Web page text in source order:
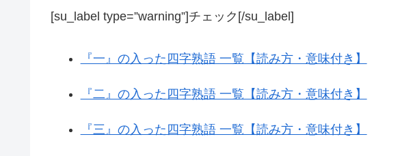
[su_label type=”warning”]チェック[/su_label]
『一』の入った四字熟語 一覧【読み方・意味付き】
『二』の入った四字熟語 一覧【読み方・意味付き】
『三』の入った四字熟語 一覧【読み方・意味付き】